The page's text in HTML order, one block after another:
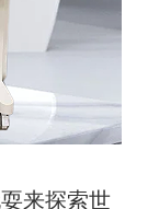
来探索世